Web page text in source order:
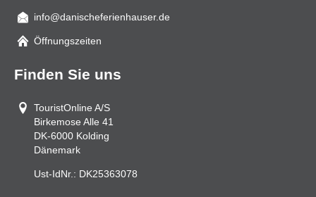
Mail
info@danischeferienhauser.de
Öffnungszeiten
Finden Sie uns
TouristOnline A/S
Birkemose Alle 41
DK-6000 Kolding
Dänemark
Ust-IdNr.: DK25363078